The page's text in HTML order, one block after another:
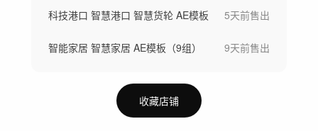
科技港口 智慧港口 智慧货轮 AE模板 5天前售出
智能家居 智慧家居 AE模板（9组） 9天前售出
收藏店铺